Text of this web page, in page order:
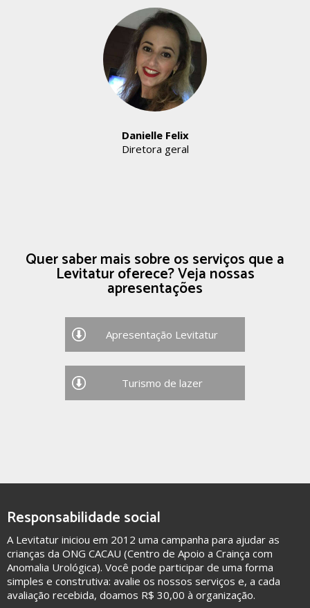
Danielle Felix
Diretora geral
Quer saber mais sobre os serviços que a
Levitatur oferece? Veja nossas
apresentações
Apresentação Levitatur
Turismo de lazer
Responsabilidade social
A Levitatur iniciou em 2012 uma campanha para ajudar as
crianças da ONG CACAU (Centro de Apoio a Crainça com
Anomalia Urológica). Você pode participar de uma forma
simples e construtiva: avalie os nossos serviços e, a cada
avaliação recebida, doamos R$ 30,00 à organização.